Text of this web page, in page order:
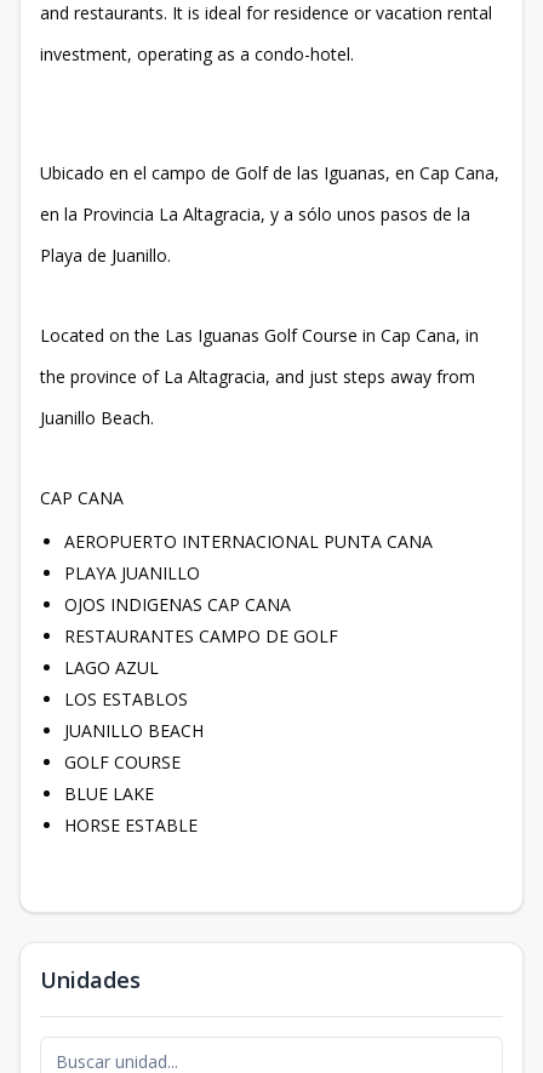
and restaurants. It is ideal for residence or vacation rental
investment, operating as a condo-hotel.
Ubicado en el campo de Golf de las Iguanas, en Cap Cana,
en la Provincia La Altagracia, y a sólo unos pasos de la
Playa de Juanillo.
Located on the Las Iguanas Golf Course in Cap Cana, in
the province of La Altagracia, and just steps away from
Juanillo Beach.
CAP CANA
AEROPUERTO INTERNACIONAL PUNTA CANA
PLAYA JUANILLO
OJOS INDIGENAS CAP CANA
RESTAURANTES CAMPO DE GOLF
LAGO AZUL
LOS ESTABLOS
JUANILLO BEACH
GOLF COURSE
BLUE LAKE
HORSE ESTABLE
Unidades